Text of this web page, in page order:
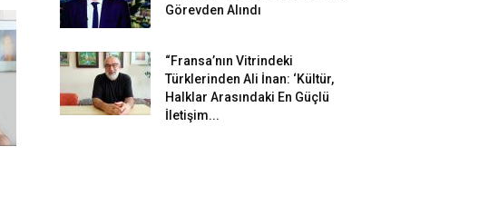
Görevden Alındı
“Fransa’nın Vitrindeki
Türklerinden Ali İnan: ‘Kültür,
Halklar Arasındaki En Güçlü
İletişim...